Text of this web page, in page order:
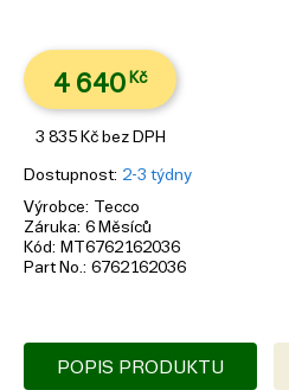
4 640 Kč
3 835 Kč bez DPH
Dostupnost 2-3 týdny
Výrobce Tecco
Záruka 6 Měsíců
Kód
MT6762162036
Part No. 6762162036
POPIS PRODUKTU